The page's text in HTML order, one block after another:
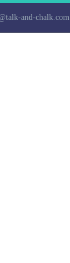
and-chalk.com